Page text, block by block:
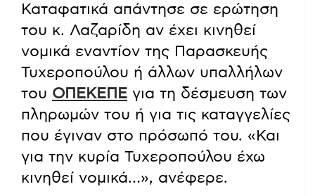
Καταφατικά απάντησε σε ερώτηση
του κ. Λαζαρίδη αν έχει κινηθεί
νομικά εναντίον της Παρασκευής
Τυχεροπούλου ή άλλων υπαλλήλων
του ΟΠΕΚΕΠΕ για τη δέσμευση των
πληρωμών του ή για τις καταγγελίες
που έγιναν στο πρόσωπό του. «Και
για την κυρία Τυχεροπούλου έχω
κινηθεί νομικά…», ανέφερε.